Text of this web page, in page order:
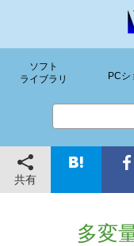
ソフト
ライブラリ
PCシ
共有
多変